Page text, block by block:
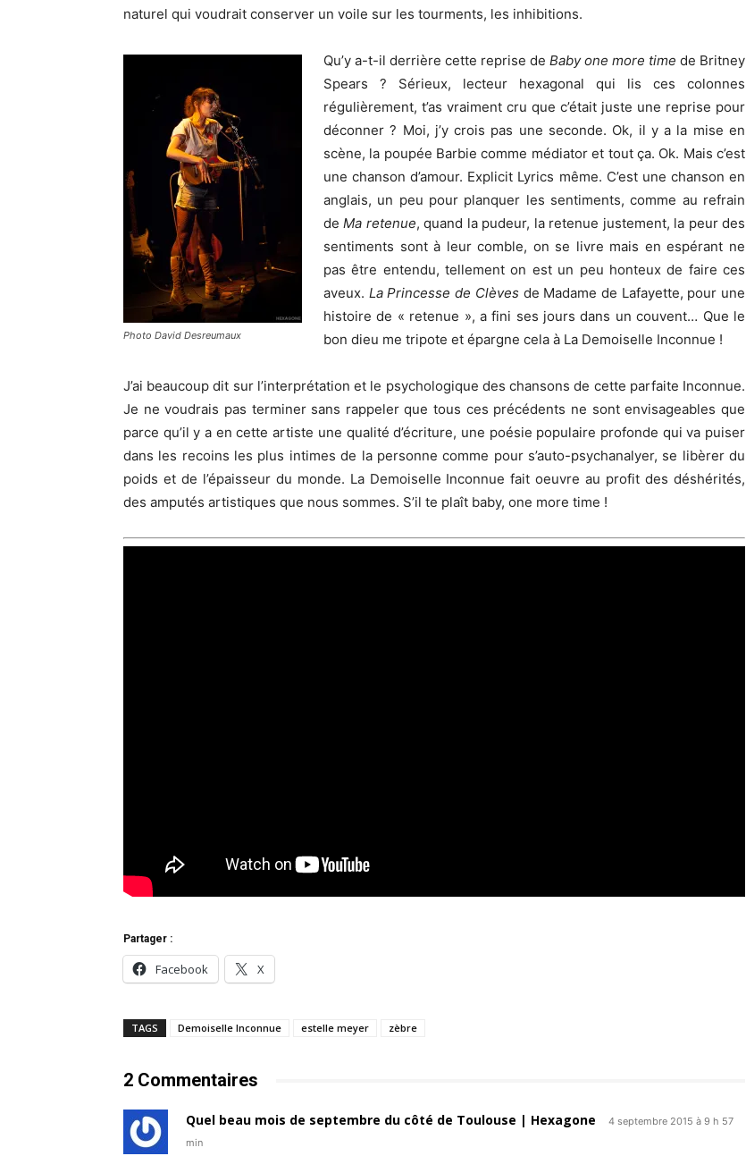
naturel qui voudrait conserver un voile sur les tourments, les inhibitions.
Photo David Desreumaux
Qu’y a-t-il derrière cette reprise de Baby one more time de Britney
Spears ? Sérieux, lecteur hexagonal qui lis ces colonnes
régulièrement, t’as vraiment cru que c’était juste une reprise pour
déconner ? Moi, j’y crois pas une seconde. Ok, il y a la mise en
scène, la poupée Barbie comme médiator et tout ça. Ok. Mais c’est
une chanson d’amour. Explicit Lyrics même. C’est une chanson en
anglais, un peu pour planquer les sentiments, comme au refrain
deMa retenue, quand la pudeur, la retenue justement, la peur des
sentiments sont à leur comble, on se livre mais en espérant ne
pas être entendu, tellement on est un peu honteux de faire ces
aveux. La Princesse de Clèves de Madame de Lafayette, pour une
histoire de « retenue », a fini ses jours dans un couvent… Que le
bon dieu me tripote et épargne cela à La Demoiselle Inconnue !
J’ai beaucoup dit sur l’interprétation et le psychologique des chansons de cette parfaite Inconnue.
Je ne voudrais pas terminer sans rappeler que tous ces précédents ne sont envisageables que
parce qu’il y a en cette artiste une qualité d’écriture, une poésie populaire profonde qui va puiser
dans les recoins les plus intimes de la personne comme pour s’auto-psychanalyer, se libèrer du
poids et de l’épaisseur du monde. La Demoiselle Inconnue fait oeuvre au profit des déshérités,
des amputés artistiques que nous sommes. S’il te plaît baby, one more time !
Partager :
Facebook X
TAGS Demoiselle Inconnue estelle meyer zèbre
2 Commentaires
Quel beau mois de septembre du côté de Toulouse | Hexagone
4 septembre 2015 à 9 h 57
min